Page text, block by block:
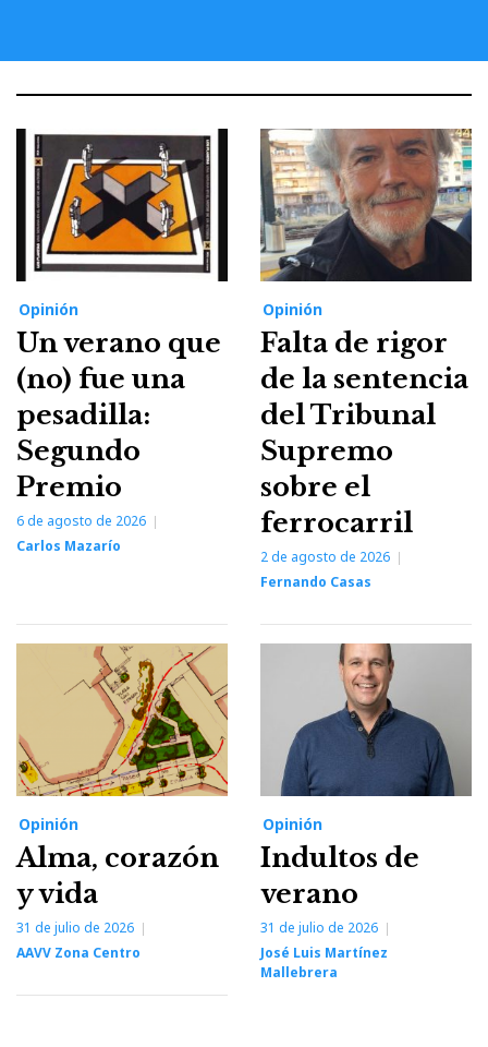
Opinión
Un verano que
(no) fue una
pesadilla:
Segundo
Premio
6 de agosto de 2026
Carlos Mazarío
Opinión
Falta de rigor
de la sentencia
del Tribunal
Supremo
sobre el
ferrocarril
2 de agosto de 2026
Fernando Casas
Opinión
Alma, corazón
y vida
31 de julio de 2026
AAVV Zona Centro
Opinión
Indultos de
verano
31 de julio de 2026
José Luis Martínez
Mallebrera